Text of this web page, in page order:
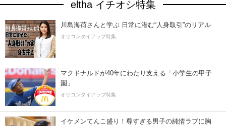
eltha イチオシ特集
川島海荷さんと学ぶ 日常に潜む“人身取引”のリアル
オリコンタイアップ特集
マクドナルドが40年にわたり支える「小学生の甲子
園」
オリコンタイアップ特集
イケメンてんこ盛り！尊すぎる男子の純情ラブに胸